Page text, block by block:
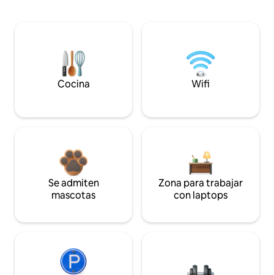
Cocina Wifi
Se admiten
mascotas
Zona para trabajar
con laptops